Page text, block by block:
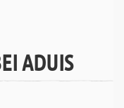
ADUIS